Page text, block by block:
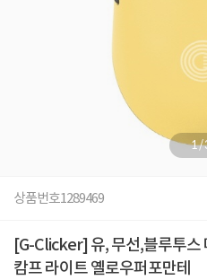
1/
상품번호1289469
[G-Clicker] 유, 무선,블루투스
캄프 라이트 옐로우퍼포만테